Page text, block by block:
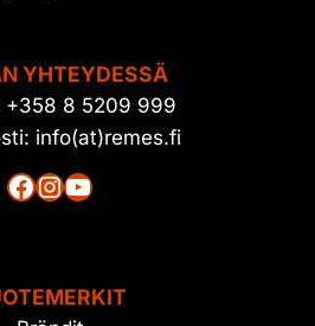
YHTEYDESSÄ
+358 8 5209 999
info(at)remes.fi
Facebook
Instagram
YouTube